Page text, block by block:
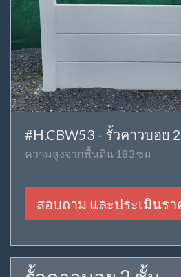
#H.CBW53 - รั้วคาวบอย
ความสูงจากพื้นดิน 183 ซม
สอบถาม และประเมินรา